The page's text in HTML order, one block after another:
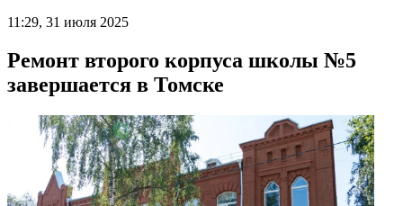
11:29, 31 июля 2025
Ремонт второго корпуса школы №5
завершается в Томске